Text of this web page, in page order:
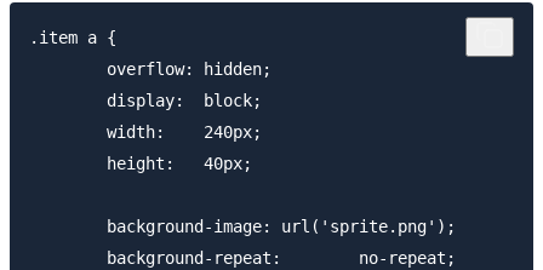
.item a {
        overflow: hidden;
        display:  block;
        width:    240px;
        height:   40px;
        background-image: url('sprite.png');
        background-repeat:        no-repeat;